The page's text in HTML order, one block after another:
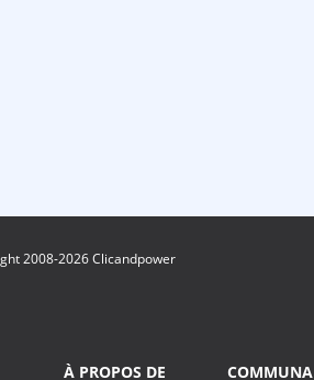
2008-2026 Clicandpower
À PROPOS DE